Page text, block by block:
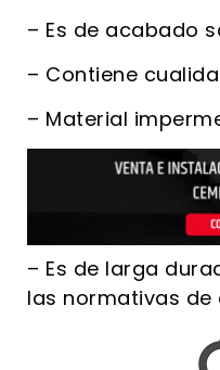
– Es de acabado
– Contiene
– Material
– Es de larga
las normativas de